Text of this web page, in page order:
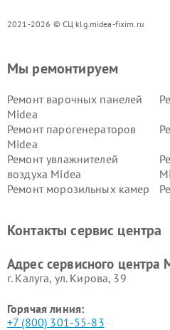
2021-2026 © СЦ klg.midea-fixim.ru
Мы ремонтируем
Ремонт варочных панелей
Midea
Ремонт парогенераторов
Midea
Ремонт увлажнителей
воздуха Midea
Ремонт морозильных камер
пылесосов Midea
Контакты сервис центра
Адрес сервисного центра
г. Калуга, ул. Кирова, 39
Горячая линия:
+7 (800) 301-55-83